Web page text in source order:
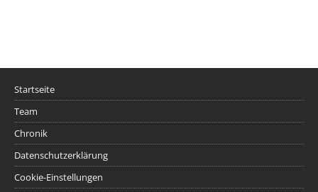
Startseite
Team
Chronik
Datenschutzerklärung
Cookie-Einstellungen